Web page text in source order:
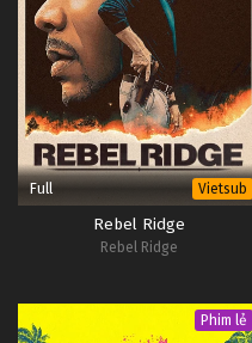
Full Vietsub
Rebel Ridge
Rebel Ridge
Phim lẻ